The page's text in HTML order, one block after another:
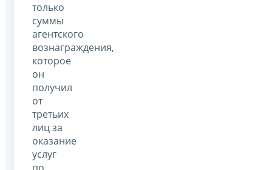
только
суммы
агентского
вознаграждения,
которое
он
получил
от
третьих
лиц за
оказание
услуг
по